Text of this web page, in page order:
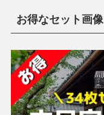
お得なセット画像